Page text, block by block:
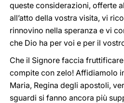
queste considerazioni, offerte
all’atto della vostra visita, vi
rinnovino nella speranza e vi
che Dio ha per voi e per il
Che il Signore faccia
compite con zelo! Affidiamolo
Maria, Regina degli apostoli,
sguardi si fanno ancora più